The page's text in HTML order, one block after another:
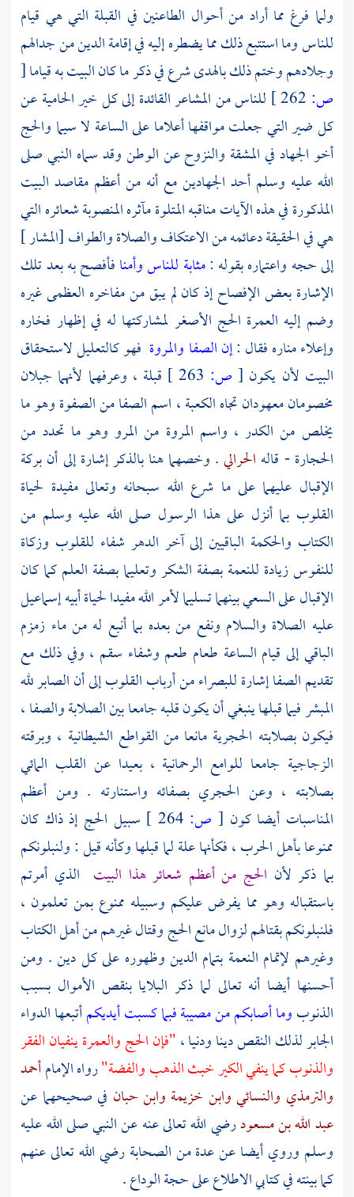
ولما فرغ مما أراد من أحوال الطاعنين في القبلة التي هي قيام
للناس وما استتبع ذلك مما يضطره إليه في إقامة الدين من جدالهم
وجلادهم وختم ذلك بالهدى شرع في ذكر ما كان البيت به قياما[
ص:
للناس من المشاعر القائدة إلى كل خير الحامية عن
كل ضير التي جعلت مواقفها أعلاما على الساعة لا سيما والحج
أخو الجهاد في المشقة والنزوح عن الوطن وقد سماه النبي صلى
الله عليه وسلم أحد الجهادين مع أنه من أعظم مقاصد البيت
المذكورة في هذه الآيات مناقبه المتلوة مآثره المنصوبة شعائره التي
هي في الحقيقة دعائمه من الاعتكاف والصلاة والطواف [المشار ]
إلى حجه واعتماره بقوله :مثابة للناس وأمنافأفصح به بعد تلك
الإشارة بعض الإفصاح إذ كان لم يبق من مفاخره العظمى غيره
وضم إليه العمرة الحج الأصغر لمشاركتها له في إظهار فخاره
وإعلاء مناره فقال :إن الصفا والمروة فهو كالتعليل لاستحقاق
البيت لأن يكون [ ص:
قبلة ، وعرفهما لأنهما جبلان
مخصومان معهودان تجاه الكعبة ، اسم الصفا من الصفوة وهو ما
يخلص من الكدر ، واسم المروة من المرو وهو ما تحدد من
الحجارة - قاله الحرالي. وخصهما هنا بالذكر إشارة إلى أن بركة
الإقبال عليهما على ما شرع الله سبحانه وتعالى مفيدة لحياة
القلوب بما أنزل على هذا الرسول صلى الله عليه وسلم من
الكتاب والحكمة الباقيين إلى آخر الدهر شفاء للقلوب وزكاة
للنفوس زيادة للنعمة بصفة الشكر وتعليما بصفة العلم كما كان
الإقبال على السعي بينهما تسليما لأمر الله مفيدا لحياة أبيهإسماعيل
عليه الصلاة والسلام ونفع من بعده بما أنبع له من ماء زمزم
الباقي إلى قيام الساعة طعام طعم وشفاء سقم ، وفي ذلك مع
تقديم الصفا إشارة للبصراء من أرباب القلوب إلى أن الصابر لله
المبشر فيما قبلها ينبغي أن يكون قلبه جامعا بين الصلابة والصفا ،
فيكون بصلابته الحجرية مانعا من القواطع الشيطانية ، وبرقته
الزجاجية جامعا للوامع الرحمانية ، بعيدا عن القلب المائي
بصلابته ، وعن الحجري بصفائه واستنارته . ومن أعظم
المناسبات أيضا كون [ ص:
سبيل الحج إذ ذاك كان
ممنوعا بأهل الحرب ، فكأنها علة لما قبلها وكأنه قيل : ولنبلونكم
بما ذكر لأن الحج من أعظم شعائر هذا البيت الذي أمرتم
باستقباله وهو مما يفرض عليكم وسبيله ممنوع بمن تعلمون ،
فلنبلونكم بقتالهم لزوال مانع الحج وقتال غيرهم من أهل الكتاب
وغيرهم لإتمام النعمة بتمام الدين وظهوره على كل دين . ومن
أحسنها أيضا أنه تعالى لما ذكر البلايا بنقص الأموال بسبب
الذنوبوما أصابكم من مصيبة فبما كسبت أيديكمأتبعها الدواء
الجابر لذلك النقص دينا ودنيا ،"فإن الحج والعمرة ينفيان الفقر
والذنوب كما ينفي الكير خبث الذهب والفضة"رواه الإمامأحمد
والترمذي والنسائيوابن خزيمة وابن حبان في صحيحهما عن
عبد الله بن مسعودرضي الله تعالى عنه عن النبي صلى الله عليه
وسلم وروي أيضا عن عدة من الصحابة رضي الله تعالى عنهم
كما بينته في كتابي الاطلاع على حجة الوداع .